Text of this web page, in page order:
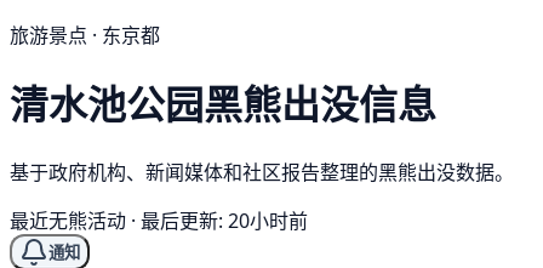
旅游景点 · 东京都
清水池公园黑熊出没信息
基于政府机构、新闻媒体和社区报告整理的黑熊出没数据。
最近无熊活动 · 最后更新: 20小时前
通知